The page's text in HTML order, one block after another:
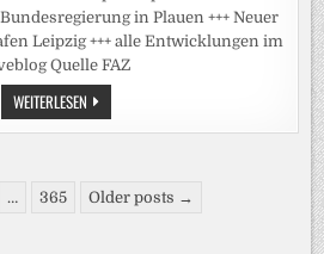
in Plauen +++ Neuer
Leipzig +++ alle Entwicklungen im
Quelle FAZ
WEITERLESEN DEUTSCHLAND-
LIVEBLOG:
SPD-
FÜR
BERLIN
… 365 Older posts →